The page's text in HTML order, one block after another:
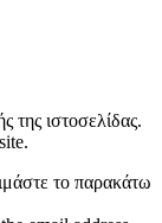
της ιστοσελίδας.
το παρακάτω